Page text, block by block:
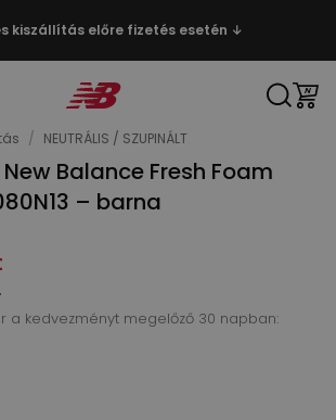
kiszállítás előre fizetés esetén ↓
/ NEUTRÁLIS / SZUPINÁLT
Balance Fresh Foam
– barna
a kedvezményt megelőző 30 napban: